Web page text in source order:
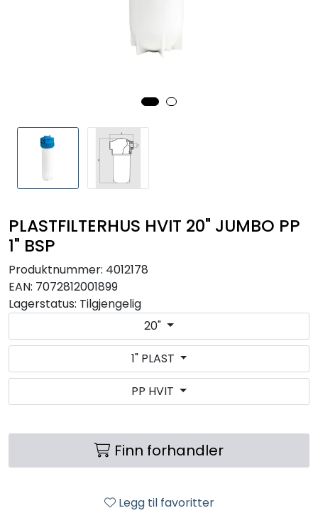
PLASTFILTERHUS HVIT 20" JUMBO PP
1" BSP
Produktnummer: 4012178
EAN: 7072812001899
Lagerstatus: Tilgjengelig
20"
1" PLAST
PP HVIT
Finn forhandler
Legg til favoritter
HUS OG HYTTE
FILTERMEDIA
VARMEANLEGG
STATISKE MIKSERE